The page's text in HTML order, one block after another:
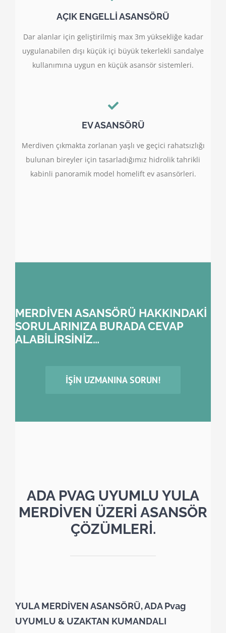
AÇIK ENGELLİ ASANSÖRÜ
Dar alanlar için geliştirilmiş max 3m yüksekliğe kadar
uygulanabilen dışı küçük içi büyük tekerlekli sandalye
kullanımına uygun en küçük asansör sistemleri.
EV ASANSÖRÜ
Merdiven çıkmakta zorlanan yaşlı ve geçici rahatsızlığı
bulunan bireyler için tasarladığımız hidrolik tahrikli
kabinli panoramik model homelift ev asansörleri.
MERDİVEN ASANSÖRÜ HAKKINDAKİ
SORULARINIZA BURADA CEVAP
ALABİLİRSİNİZ…
İŞIN UZMANINA SORUN!
ADA PVAG UYUMLU YULA
MERDİVEN ÜZERİ ASANSÖR
ÇÖZÜMLERİ.
YULA MERDİVEN ASANSÖRÜ, ADA Pvag
UYUMLU & UZAKTAN KUMANDALI